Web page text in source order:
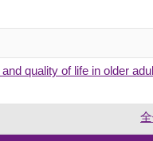
quality of life in older